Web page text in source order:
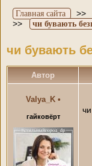
Главная сайта >>
>> чи бувають
чи бувають
Автор
Valya_K •
гайковёрт